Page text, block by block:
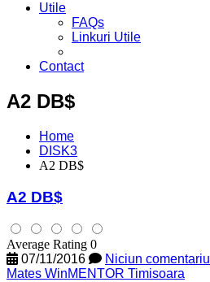
Utile
FAQs
Linkuri Utile
Contact
A2 DB$
Home
DISK3
A2 DB$
A2 DB$
Average Rating 0
07/11/2016
Niciun comentariu
Mates WinMENTOR Timisoara